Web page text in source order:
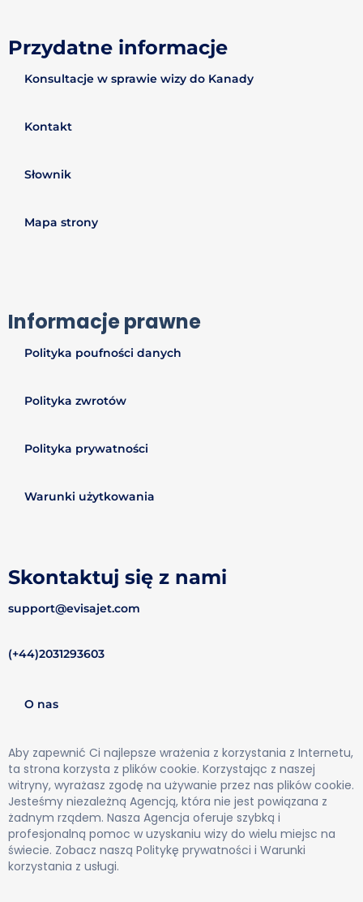
Przydatne informacje
Konsultacje w sprawie wizy do Kanady
Kontakt
Słownik
Mapa strony
Informacje prawne
Polityka poufności danych
Polityka zwrotów
Polityka prywatności
Warunki użytkowania
Skontaktuj się z nami
support@evisajet.com
(+44)2031293603
O nas
Aby zapewnić Ci najlepsze wrażenia z korzystania z Internetu,
ta strona korzysta z plików cookie. Korzystając z naszej
witryny, wyrażasz zgodę na używanie przez nas plików cookie.
Jesteśmy niezależną Agencją, która nie jest powiązana z
żadnym rządem. Nasza Agencja oferuje szybką i
profesjonalną pomoc w uzyskaniu wizy do wielu miejsc na
świecie. Zobacz naszą Politykę prywatności i Warunki
korzystania z usługi.